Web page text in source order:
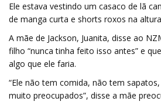
Ele estava vestindo um casaco de lã
de manga curta e shorts roxos na
A mãe de Jackson, Juanita, disse ao
filho “nunca tinha feito isso antes” e
algo que ele faria.
“Ele não tem comida, não tem
muito preocupados”, disse a mãe